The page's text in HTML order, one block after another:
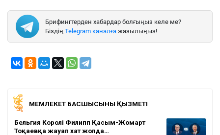
Брифингтерден хабардар болғыңыз келе ме?
Біздің Telegram каналға жазылыңыз!
МЕМЛЕКЕТ БАСШЫСЫНЫҢ ҚЫЗМЕТІ
Бельгия Королі Филипп Қасым-Жомарт
Тоқаевқа жауап хат жолда…